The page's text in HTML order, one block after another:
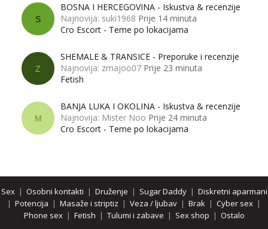
S
BOSNA I HERCEGOVINA - Iskustva & recenzije
Najnovija: suki1968 Prije 14 minuta
Cro Escort - Teme po lokacijama
Z
SHEMALE & TRANSICE - Preporuke i recenzije
Najnovija: zmajoo07 Prije 23 minuta
Fetish
M
BANJA LUKA I OKOLINA - Iskustva & recenzije
Najnovija: Mister Noo Prije 24 minuta
Cro Escort - Teme po lokacijama
Sex| Osobni kontakti | Druženje | Sugar Daddy| Diskretni aparmani
| Potencija | Masaže i striptiz | Veza / ljubav | Brak | Cyber sex |
Phone sex| Fetish | Tulumi i zabave | Sex shop | Ostalo